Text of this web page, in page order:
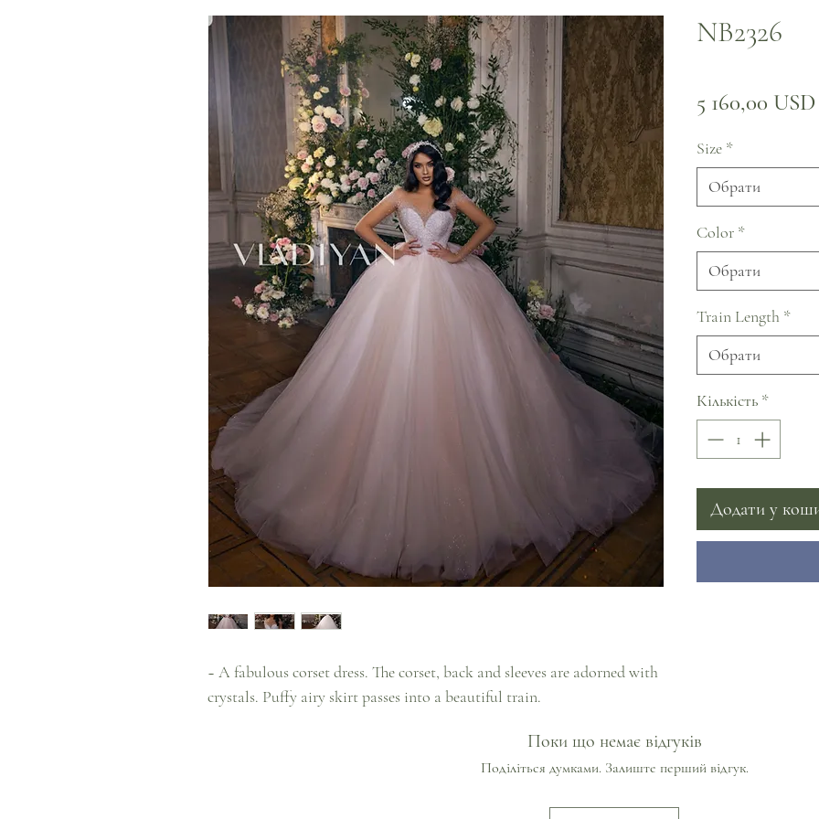
~ A fabulous corset dress. The corset, back and sleeves are adorned with
crystals. Puffy airy skirt passes into a beautiful train.
NB2326
5 160,00 USD
Size *
Обрати
Color *
Обрати
Train Length *
Обрати
Кількість *
Додати у
Поки що немає відгуків
Поділіться думками. Залиште перший відгук.